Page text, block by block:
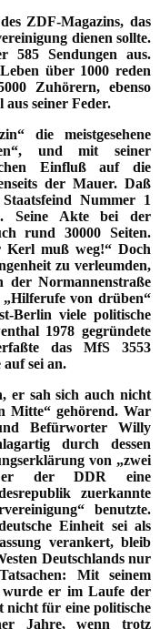
ZDF-Magazins, das
dienen sollte.
585 Sendungen aus.
über 1000 reden
Zuhörern, ebenso
seiner Feder.
die meistgesehene
und mit seiner
Einfluß auf die
der Mauer. Daß
Nummer 1
Seine Akte bei der
rund 30000 Seiten.
Kerl muß weg!“ Doch
zu verleumden,
der Normannenstraße
von drüben“
Berlin viele politische
1978 gegründete
das MfS 3553
sei an.
er sah sich auch nicht
Mitte“ gehörend. War
Befürworter Willy
durch dessen
von „zwei
er der DDR eine
zuerkannte
benutzte.
Einheit sei als
verankert, bleib
Deutschlands nur
Mit seinem
wurde er im Laufe der
nicht für eine politische
Jahre, wenn trotz